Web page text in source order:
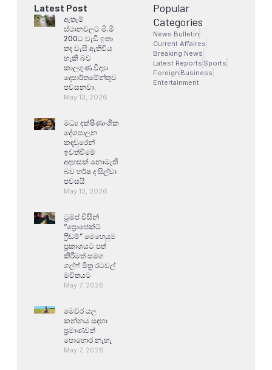
Latest Post
ඇතැම්
ස්ථානවලට මි.මි
200ට වැඩි ඉතා
තද වැසි ඇතිවිය
හැකි බව
කාලගුණ විද්‍යා
දෙපාර්තමේන්තුව
පවසනවා.
May 13, 2026
මධ්‍ය දක්ෂිණාංශික
දේශපාලන
කඳවුරෙන්
ඉවත්වීමේ
අදහසක් නොමැති
බව හර්ෂ ද සිල්වා
පවසයි
May 13, 2026
ට්‍රම්ප් විසින්
“ප්‍රොජෙක්ට්
ෆ්‍රීඩම්” මෙහෙයුම
ප්‍රකාශයට පත්
කිරීමත් සමග
ගල්ෆ් මිත්‍ර රටවල්
මවිතයට
May 7, 2026
මෙවර යල
කන්නය සඳහා
ප්‍රමාණවත්
පොහොර නැහැ
May 7, 2026
Popular
Categories
News Bulletin
Current Affaires
Breaking News
Latest Reports Sports
Foreign Business
Entertainment